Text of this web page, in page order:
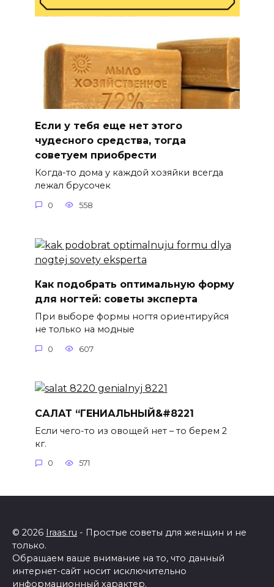
Если у тебя еще нет этого
чудесного средства, тогда
советуем приобрести
Когда-то дома у каждой хозяйки всегда
лежал брусочек
0 558
Как подобрать оптимальную форму
для ногтей: советы эксперта
При выборе формы ногтя ориентируйся
не только на модные
0 607
САЛАТ “ГЕНИАЛЬНЫЙ&#8221
Если чего-то из овощей нет – то берем 2
кг.
0 571
© 2026 Iraas.ru - Простые советы для женщин и не
только.
Обращаем ваше внимание на то, что данный
интернет-сайт носит исключительно
информационный характер.